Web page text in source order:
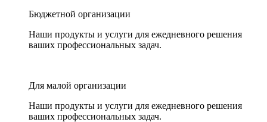
Бюджетной организации
Наши продукты и услуги для ежедневного решения
ваших профессиональных задач.
Для малой организации
Наши продукты и услуги для ежедневного решения
ваших профессиональных задач.